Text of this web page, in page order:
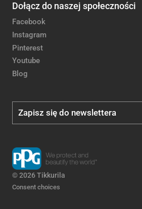
Dołącz do naszej społeczności
Facebook
Instagram
Pinterest
Youtube
Blog
Zapisz się do newslettera
© 2026 Tikkurila
Consent choices